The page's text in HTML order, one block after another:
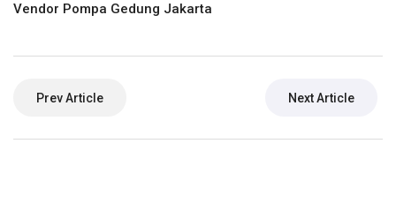
Vendor Pompa Gedung Jakarta
Prev Article Next Article